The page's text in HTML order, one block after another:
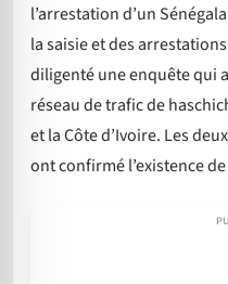
l’arrestation d’un
la saisie et des
diligenté une enquête qui
réseau de trafic de
et la Côte d’Ivoire. Les
ont confirmé l’existence